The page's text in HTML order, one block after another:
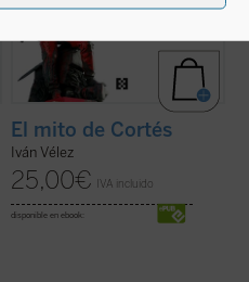
El mito de Cortés
Iván Vélez
25,00€ IVA incluido
disponible en ebook: